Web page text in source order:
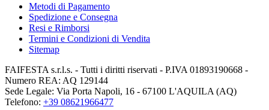
Metodi di Pagamento
Spedizione e Consegna
Resi e Rimborsi
Termini e Condizioni di Vendita
Sitemap
FAIFESTA s.r.l.s. - Tutti i diritti riservati - P.IVA 01893190668 -
Numero REA: AQ 129144
Sede Legale: Via Porta Napoli, 16 - 67100 L'AQUILA (AQ)
Telefono: +39 08621966477